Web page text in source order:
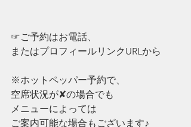
☞ご予約はお電話、
またはプロフィールリンクURLから
※ホットペッパー予約で、
空席状況が✘の場合でも
メニューによっては
ご案内可能な場合もございます♪